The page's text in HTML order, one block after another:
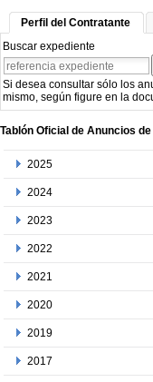
Perfil del Contratante
Buscar expediente
Si desea consultar sólo los
mismo, según figure en la
Tablón Oficial de Anuncios
2025
2024
2023
2022
2021
2020
2019
2017